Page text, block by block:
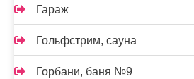
Гараж
Гольфстрим, сауна
Горбани, баня №9